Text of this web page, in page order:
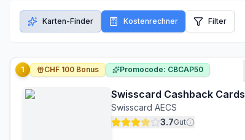
Karten-Finder Kostenrechner Filter
Swisscard Cashback Cards
Swisscard AECS
3.7Gut
1 CHF 100 Bonus Promocode: CBCAP50